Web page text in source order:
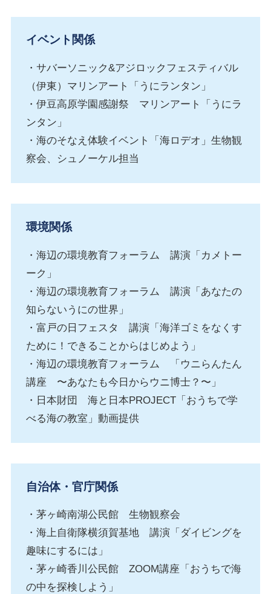
イベント関係
・サバーソニック&アジロックフェスティバル
（伊東）マリンアート「うにランタン」
・伊豆高原学園感謝祭 マリンアート「うにラ
ンタン」
・海のそなえ体験イベント「海ロデオ」生物観
察会、シュノーケル担当
環境関係
・海辺の環境教育フォーラム 講演「カメトー
ーク」
・海辺の環境教育フォーラム 講演「あなたの
知らないうにの世界」
・富戸の日フェスタ 講演「海洋ゴミをなくす
ために！できることからはじめよう」
・海辺の環境教育フォーラム 「ウニらんたん
講座 〜あなたも今日からウニ博士？〜」
・日本財団 海と日本PROJECT「おうちで学
べる海の教室」動画提供
自治体・官庁関係
・茅ヶ崎南湖公民館 生物観察会
・海上自衛隊横須賀基地 講演「ダイビングを
趣味にするには」
・茅ヶ崎香川公民館 ZOOM講座「おうちで海
の中を探検しよう」